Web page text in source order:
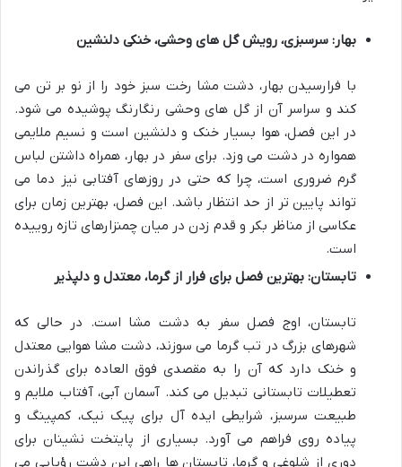
بهار: سرسبزی، رویش گل های وحشی، خنکی دلنشین
با فرارسیدن بهار، دشت مشا رخت سبز خود را از نو بر تن می
کند و سراسر آن از گل های وحشی رنگارنگ پوشیده می شود.
در این فصل، هوا بسیار خنک و دلنشین است و نسیم ملایمی
همواره در دشت می وزد. برای سفر در بهار، همراه داشتن لباس
گرم ضروری است، چرا که حتی در روزهای آفتابی نیز دما می
تواند پایین تر از حد انتظار باشد. این فصل، بهترین زمان برای
عکاسی از مناظر بکر و قدم زدن در میان چمنزارهای تازه روییده
است.
تابستان: بهترین فصل برای فرار از گرما، معتدل و دلپذیر
تابستان، اوج فصل سفر به دشت مشا است. در حالی که
شهرهای بزرگ در تب گرما می سوزند، دشت مشا هوایی معتدل
و خنک دارد که آن را به مقصدی فوق العاده برای گذراندن
تعطیلات تابستانی تبدیل می کند. آسمان آبی، آفتاب ملایم و
طبیعت سرسبز، شرایطی ایده آل برای پیک نیک، کمپینگ و
پیاده روی فراهم می آورد. بسیاری از پایتخت نشینان برای
دوری از شلوغی و گرما، تابستان ها راهی این دشت رؤیایی می